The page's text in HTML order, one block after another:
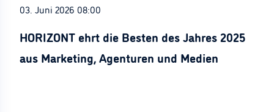
03. Juni 2026 08:00
HORIZONT ehrt die Besten des Jahres 2025
aus Marketing, Agenturen und Medien